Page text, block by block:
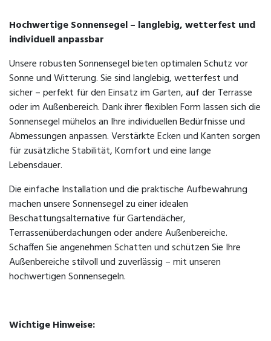
Hochwertige Sonnensegel – langlebig, wetterfest und
individuell anpassbar
Unsere robusten Sonnensegel bieten optimalen Schutz vor
Sonne und Witterung. Sie sind langlebig, wetterfest und
sicher – perfekt für den Einsatz im Garten, auf der Terrasse
oder im Außenbereich. Dank ihrer flexiblen Form lassen sich die
Sonnensegel mühelos an Ihre individuellen Bedürfnisse und
Abmessungen anpassen. Verstärkte Ecken und Kanten sorgen
für zusätzliche Stabilität, Komfort und eine lange
Lebensdauer.
Die einfache Installation und die praktische Aufbewahrung
machen unsere Sonnensegel zu einer idealen
Beschattungsalternative für Gartendächer,
Terrassenüberdachungen oder andere Außenbereiche.
Schaffen Sie angenehmen Schatten und schützen Sie Ihre
Außenbereiche stilvoll und zuverlässig – mit unseren
hochwertigen Sonnensegeln.
Wichtige Hinweise: